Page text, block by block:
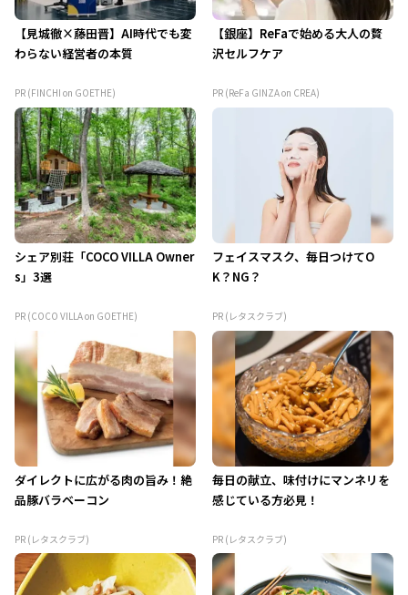
【見城徹×藤田晋】AI時代でも変
わらない経営者の本質
PR (FINCHI on GOETHE)
【銀座】ReFaで始める大人の贅
沢セルフケア
PR (ReFa GINZA on CREA)
シェア別荘「COCO VILLA Owner
s」3選
PR (COCO VILLA on GOETHE)
フェイスマスク、毎日つけてO
K？NG？
PR (レタスクラブ)
ダイレクトに広がる肉の旨み！絶
品豚バラベーコン
PR (レタスクラブ)
毎日の献立、味付けにマンネリを
感じている方必見！
PR (レタスクラブ)